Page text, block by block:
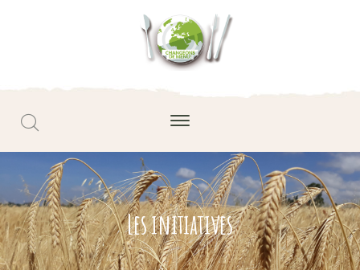
Les initiatives